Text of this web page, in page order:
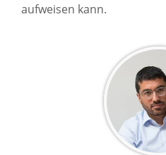
aufweisen kann.